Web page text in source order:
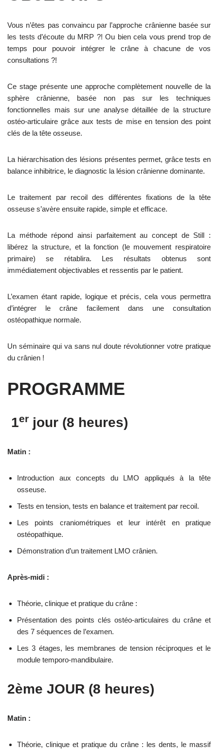
Vous n’êtes pas convaincu par l’approche crânienne basée sur
les tests d’écoute du MRP ?! Ou bien cela vous prend trop de
temps pour pouvoir intégrer le crâne à chacune de vos
consultations ?!
Ce stage présente une approche complètement nouvelle de la
sphère crânienne, basée non pas sur les techniques
fonctionnelles mais sur une analyse détaillée de la structure
ostéo-articulaire grâce aux tests de mise en tension des point
clés de la tête osseuse.
La hiérarchisation des lésions présentes permet, grâce tests en
balance inhibitrice, le diagnostic la lésion crânienne dominante.
Le traitement par recoil des différentes fixations de la tête
osseuse s’avère ensuite rapide, simple et efficace.
La méthode répond ainsi parfaitement au concept de Still :
libérez la structure, et la fonction (le mouvement respiratoire
primaire) se rétablira. Les résultats obtenus sont
immédiatement objectivables et ressentis par le patient.
L’examen étant rapide, logique et précis, cela vous permettra
d’intégrer le crâne facilement dans une consultation
ostéopathique normale.
Un séminaire qui va sans nul doute révolutionner votre pratique
du crânien !
PROGRAMME
1er jour (8 heures)
Matin :
Introduction aux concepts du LMO appliqués à la tête
osseuse.
Tests en tension, tests en balance et traitement par recoil.
Les points craniométriques et leur intérêt en pratique
ostéopathique.
Démonstration d’un traitement LMO crânien.
Après-midi :
Théorie, clinique et pratique du crâne :
Présentation des points clés ostéo-articulaires du crâne et
des 7 séquences de l’examen.
Les 3 étages, les membranes de tension réciproques et le
module temporo-mandibulaire.
2ème JOUR (8 heures)
Matin :
Théorie, clinique et pratique du crâne : les dents, le massif